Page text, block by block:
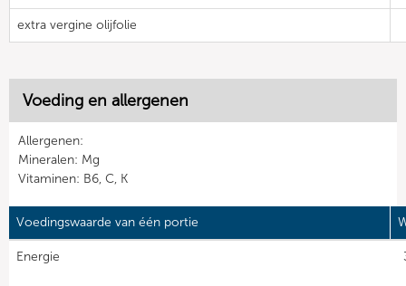
extra vergine olijfolie
Voeding en allergenen
Allergenen:
Mineralen: Mg
Vitaminen: B6, C, K
Voedingswaarde van één portie
Energie